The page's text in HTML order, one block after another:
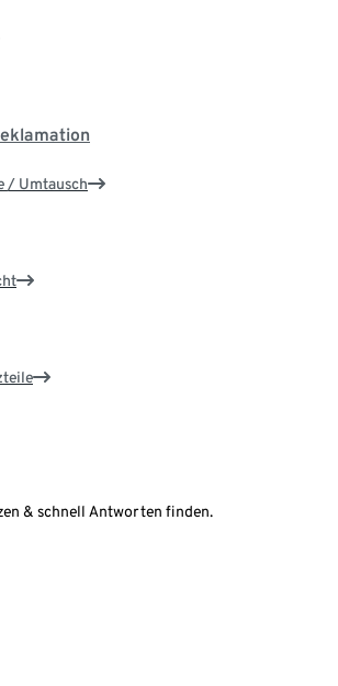
/ Umtausch
& schnell Antworten finden.